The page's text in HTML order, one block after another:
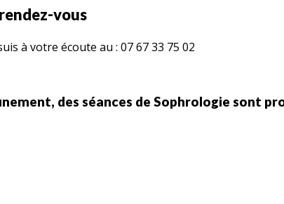
vous
à votre écoute au : 07 67 33 75 02
des séances de Sophrologie sont